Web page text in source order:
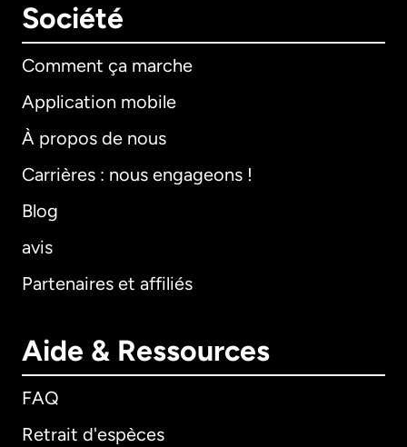
Société
Comment ça marche
Application mobile
À propos de nous
Carrières : nous engageons !
Blog
avis
Partenaires et affiliés
Aide & Ressources
FAQ
Retrait d'espèces